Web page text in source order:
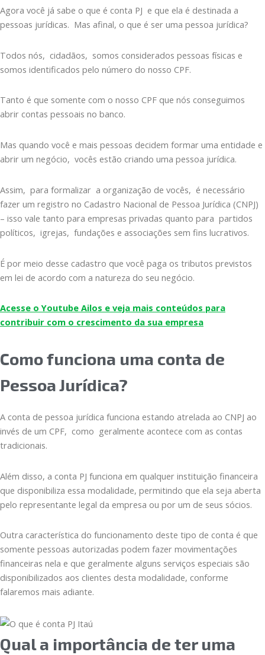
Agora você já sabe o que é conta PJ e que ela é destinada a
pessoas jurídicas. Mas afinal, o que é ser uma pessoa jurídica?
Todos nós, cidadãos, somos considerados pessoas físicas e
somos identificados pelo número do nosso CPF.
Tanto é que somente com o nosso CPF que nós conseguimos
abrir contas pessoais no banco.
Mas quando você e mais pessoas decidem formar uma entidade e
abrir um negócio, vocês estão criando uma pessoa jurídica.
Assim, para formalizar a organização de vocês, é necessário
fazer um registro no Cadastro Nacional de Pessoa Jurídica (CNPJ)
– isso vale tanto para empresas privadas quanto para partidos
políticos, igrejas, fundações e associações sem fins lucrativos.
É por meio desse cadastro que você paga os tributos previstos
em lei de acordo com a natureza do seu negócio.
Acesse o Youtube Ailos e veja mais conteúdos para
contribuir com o crescimento da sua empresa
Como funciona uma conta de
Pessoa Jurídica?
A conta de pessoa jurídica funciona estando atrelada ao CNPJ ao
invés de um CPF, como geralmente acontece com as contas
tradicionais.
Além disso, a conta PJ funciona em qualquer instituição financeira
que disponibiliza essa modalidade, permitindo que ela seja aberta
pelo representante legal da empresa ou por um de seus sócios.
Outra característica do funcionamento deste tipo de conta é que
somente pessoas autorizadas podem fazer movimentações
financeiras nela e que geralmente alguns serviços especiais são
disponibilizados aos clientes desta modalidade, conforme
falaremos mais adiante.
Qual a importância de ter uma